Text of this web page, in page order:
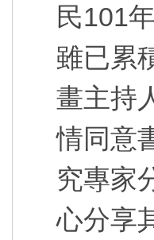
民101
雖已累
畫主持
情同意
究專家
心分享